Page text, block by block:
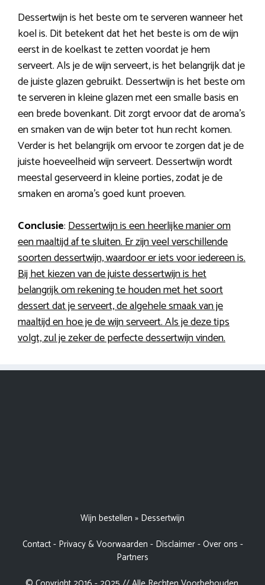
Dessertwijn is het beste om te serveren wanneer het
koel is. Dit betekent dat het het beste is om de wijn
eerst in de koelkast te zetten voordat je hem
serveert. Als je de wijn serveert, is het belangrijk dat je
de juiste glazen gebruikt. Dessertwijn is het beste om
te serveren in kleine glazen met een smalle basis en
een brede bovenkant. Dit zorgt ervoor dat de aroma’s
en smaken van de wijn beter tot hun recht komen.
Verder is het belangrijk om ervoor te zorgen dat je de
juiste hoeveelheid wijn serveert. Dessertwijn wordt
meestal geserveerd in kleine porties, zodat je de
smaken en aroma’s goed kunt proeven.
Conclusie:Dessertwijn is een heerlijke manier om
een maaltijd af te sluiten. Er zijn veel verschillende
soorten dessertwijn, waardoor er iets voor iedereen is.
Bij het kiezen van de juiste dessertwijn is het
belangrijk om rekening te houden met het soort
dessert dat je serveert, de algehele smaak van je
maaltijd en hoe je de wijn serveert. Als je deze tips
volgt, zul je zeker de perfecte dessertwijn vinden.
Wijn bestellen » Dessertwijn
Contact- Privacy & Voorwaarden - Disclaimer-Over ons -
Partners